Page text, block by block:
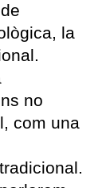
la
no
com una